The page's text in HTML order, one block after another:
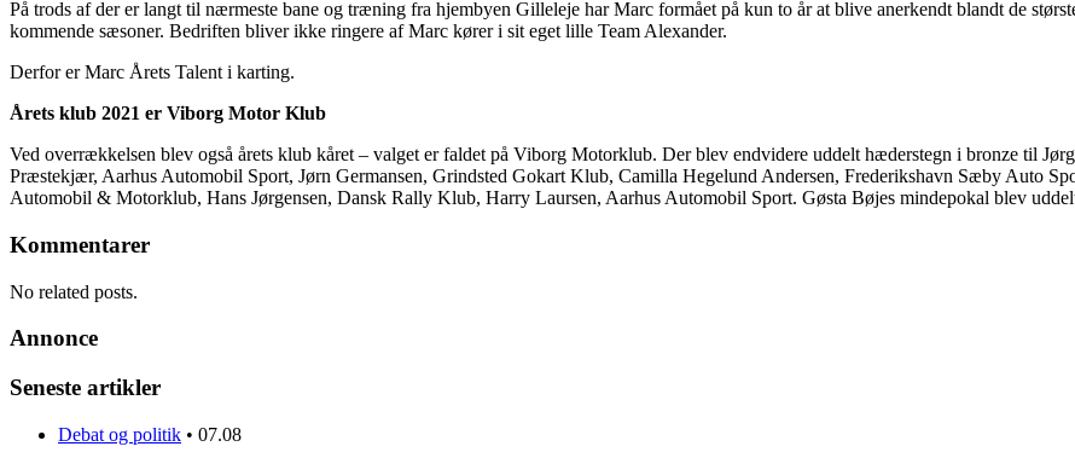
På trods af der er langt til nærmeste bane og træning fra hjembyen Gilleleje har Marc formået på kun to år at blive anerkendt blandt de
kommende sæsoner. Bedriften bliver ikke ringere af Marc kører i sit eget lille Team Alexander.
Derfor er Marc Årets Talent i karting.
Årets klub 2021 er Viborg Motor Klub
Ved overrækkelsen blev også årets klub kåret – valget er faldet på Viborg Motorklub. Der blev endvidere uddelt hæderstegn i bronze til
Præstekjær, Aarhus Automobil Sport, Jørn Germansen, Grindsted Gokart Klub, Camilla Hegelund Andersen, Frederikshavn Sæby Auto
Automobil & Motorklub, Hans Jørgensen, Dansk Rally Klub, Harry Laursen, Aarhus Automobil Sport. Gøsta Bøjes mindepokal blev
Kommentarer
No related posts.
Annonce
Seneste artikler
Debat og politik • 07.08